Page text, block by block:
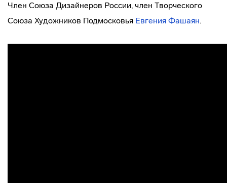
Член Союза Дизайнеров России, член Творческого
Союза Художников Подмосковья Евгения Фашаян.